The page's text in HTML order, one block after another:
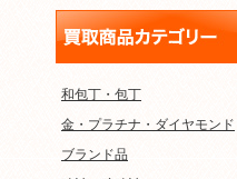
和包丁・包丁
金・プラチナ・ダイヤモンド
ブランド品